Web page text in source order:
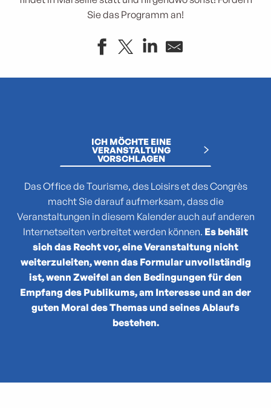
Sie das Programm an!
1936-2026 : 90 ans du Front populaire
27e Festival National de Théâtre Amateur de Marseille
35. Juri's Cup
47e édition de la course Marseille - Cassis AG2R La
4ème édition du Sunset Live aux Terrasses du Port
6 + (1+1+1) / Morellet mis à neuf
ICH MÖCHTE EINE
VERANSTALTUNG
VORSCHLAGEN
Das Office de Tourisme, des Loisirs et des Congrès
macht Sie darauf aufmerksam, dass die
Veranstaltungen in diesem Kalender auch auf anderen
Internetseiten verbreitet werden können. Es behält
sich das Recht vor, eine Veranstaltung nicht
weiterzuleiten, wenn das Formular unvollständig
ist, wenn Zweifel an den Bedingungen für den
Empfang des Publikums, am Interesse und an der
guten Moral des Themas und seines Ablaufs
bestehen.